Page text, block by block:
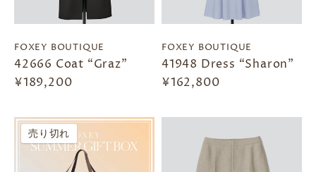
FOXEY BOUTIQUE
42666 Coat “Graz"
¥189,200
FOXEY BOUTIQUE
41948 Dress “Sharon”
¥162,800
売り切れ